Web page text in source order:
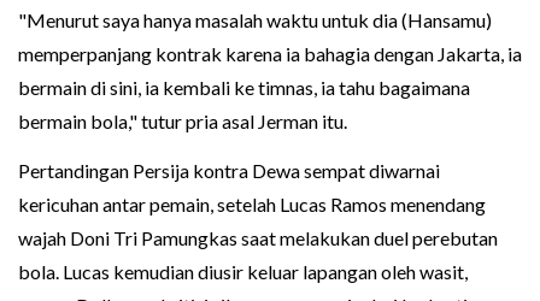
"Menurut saya hanya masalah waktu untuk dia (Hansamu)
memperpanjang kontrak karena ia bahagia dengan Jakarta, ia
bermain di sini, ia kembali ke timnas, ia tahu bagaimana
bermain bola," tutur pria asal Jerman itu.
Pertandingan Persija kontra Dewa sempat diwarnai
kericuhan antar pemain, setelah Lucas Ramos menendang
wajah Doni Tri Pamungkas saat melakukan duel perebutan
bola. Lucas kemudian diusir keluar lapangan oleh wasit,